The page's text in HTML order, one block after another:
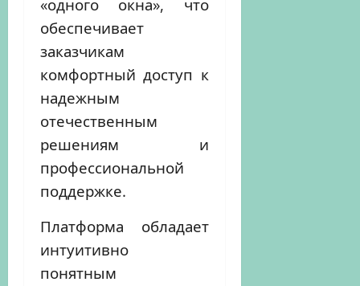
«одного окна», что
обеспечивает
заказчикам
комфортный доступ к
надежным
отечественным
решениям и
профессиональной
поддержке.
Платформа обладает
интуитивно
понятным